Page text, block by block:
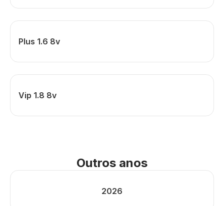
Plus 1.6 8v
Vip 1.8 8v
Outros anos
2026